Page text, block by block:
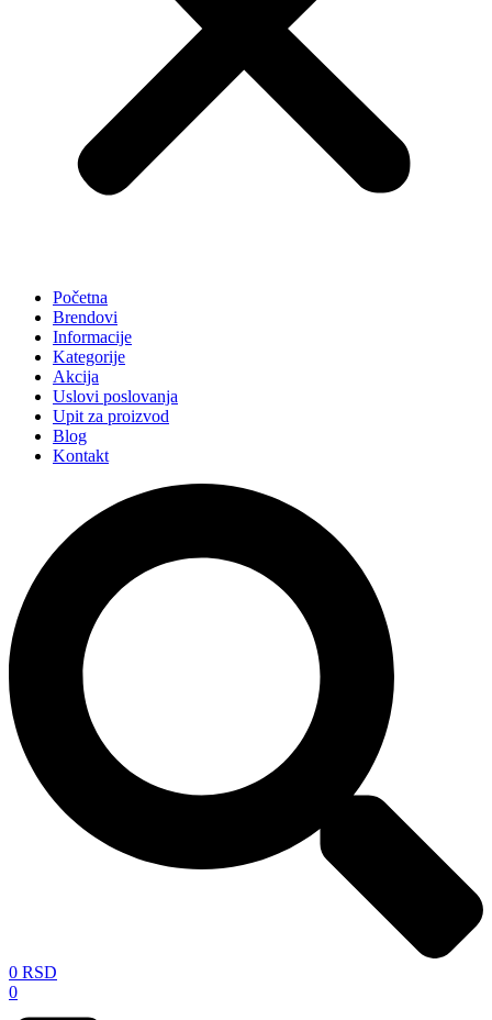
Početna
Brendovi
Informacije
Kategorije
Akcija
Uslovi poslovanja
Upit za proizvod
Blog
Kontakt
0 RSD
0